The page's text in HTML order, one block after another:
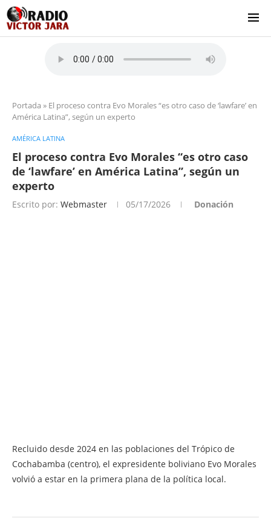
Portada » El proceso contra Evo Morales “es otro caso de ‘lawfare’ en
América Latina”, según un experto
AMÉRICA LATINA
El proceso contra Evo Morales “es otro caso
de ‘lawfare’ en América Latina”, según un
experto
Escrito por: Webmaster 05/17/2026 Donación
Recluido desde 2024 en las poblaciones del Trópico de
Cochabamba (centro), el expresidente boliviano Evo Morales
volvió a estar en la primera plana de la política local.